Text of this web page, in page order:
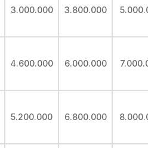
3.000.000 3.800.000
4.600.000 6.000.000
5.200.000 6.800.000